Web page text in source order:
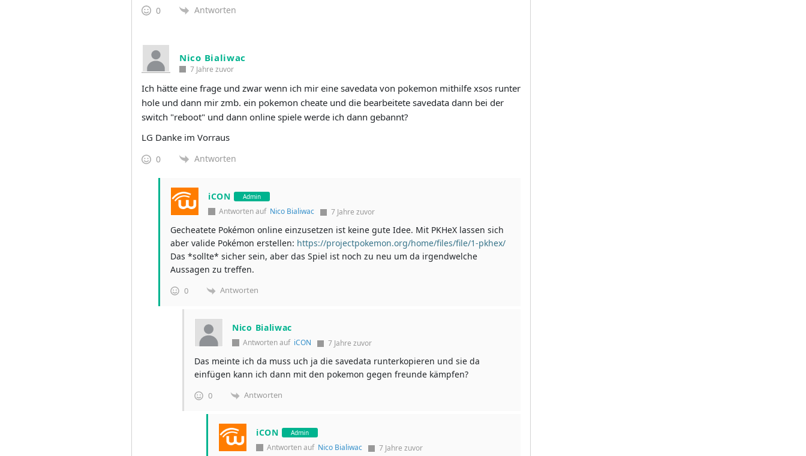
0 Antworten
Nico Bialiwac
7 Jahre zuvor
Ich hätte eine frage und zwar wenn ich mir eine savedata von pokemon mithilfe xsos runter
hole und dann mir zmb. ein pokemon cheate und die bearbeitete savedata dann bei der
switch "reboot" und dann online spiele werde ich dann gebannt?
LG Danke im Vorraus
0 Antworten
iCON Admin
Antworten auf Nico Bialiwac 7 Jahre zuvor
Gecheatete Pokémon online einzusetzen ist keine gute Idee. Mit PKHeX lassen sich
aber valide Pokémon erstellen: https://projectpokemon.org/home/files/file/1-pkhex/
Das *sollte* sicher sein, aber das Spiel ist noch zu neu um da irgendwelche
Aussagen zu treffen.
0 Antworten
Nico Bialiwac
Antworten auf iCON 7 Jahre zuvor
Das meinte ich da muss uch ja die savedata runterkopieren und sie da
einfügen kann ich dann mit den pokemon gegen freunde kämpfen?
0 Antworten
iCON Admin
Antworten auf Nico Bialiwac 7 Jahre zuvor